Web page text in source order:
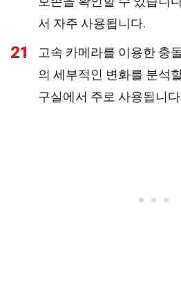
서 자주 사용됩니다.
21
고속 카메라를 이용한 충
의 세부적인 변화를 분석
구실에서 주로 사용됩니